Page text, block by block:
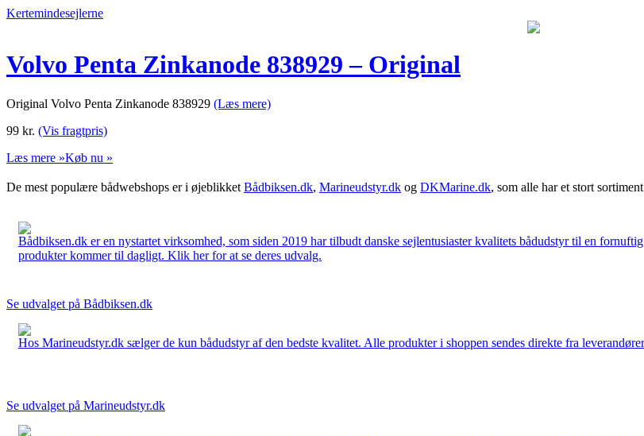
Kertemindesejlerne
Volvo Penta Zinkanode 838929 – Original
Original Volvo Penta Zinkanode 838929 (Læs mere)
99 kr. (Vis fragtpris)
Læs mere »Køb nu »
De mest populære bådwebshops er i øjeblikket Bådbiksen.dk, Marineudstyr.dk og DKMarine.dk, som alle har et stort
Bådbiksen.dk er en nystartet virksomhed, som siden 2019 har tilbudt danske sejlentusiaster kvalitets bådudstyr til en
produkter kommer til dagligt. Klik her for at se deres udvalg.
Se udvalget på Bådbiksen.dk
Hos Marineudstyr.dk sælger de kun bådudstyr af den bedste kvalitet. Alle produkter i shoppen sendes direkte fra
Se udvalget på Marineudstyr.dk